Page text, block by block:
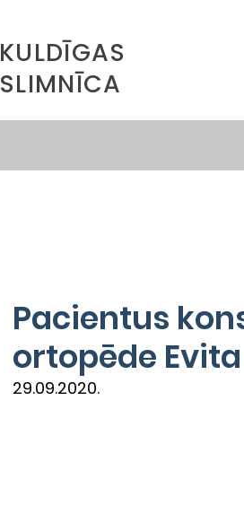
KULDĪGAS
SLIMNĪCA
Pacientus
ortopēde
29.09.2020.